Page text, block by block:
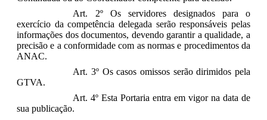
Art. 2º Os servidores designados para o
exercício da competência delegada serão responsáveis pelas
informações dos documentos, devendo garantir a qualidade, a
precisão e a conformidade com as normas e procedimentos da
ANAC.
Art. 3º Os casos omissos serão dirimidos pela
GTVA.
Art. 4º Esta Portaria entra em vigor na data de
sua publicação.